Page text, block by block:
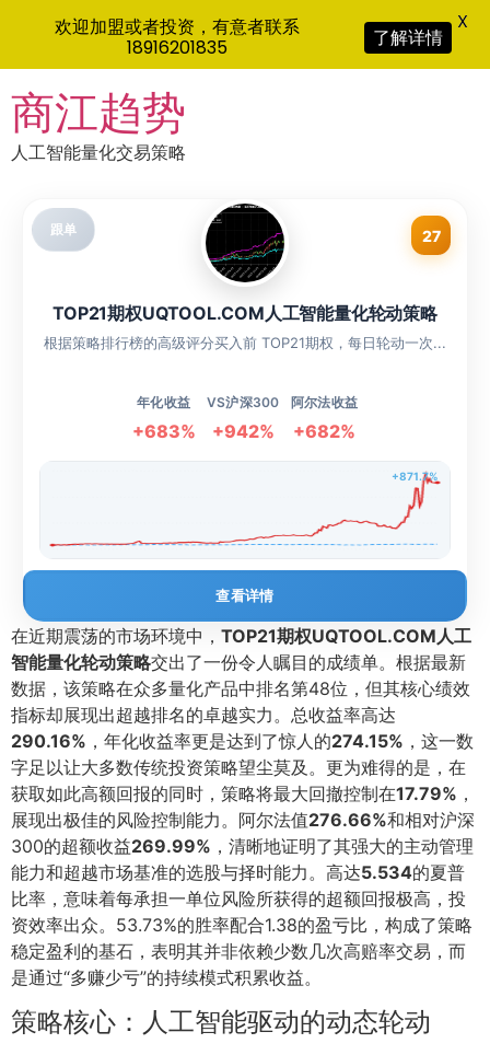
to
content
商江趋势
人工智能量化交易策略
跟单 27
TOP21期权UQTOOL.COM人工智能量化轮动策略
根据策略排行榜的高级评分买入前 TOP21期权，每日轮动一次...
年化收益
+683%
VS沪深300
+942%
阿尔法收益
+682%
+871.7%
查看详情
在近期震荡的市场环境中， TOP21期权UQTOOL.COM人工
智能量化轮动策略交出了一份令人瞩目的成绩单。根据最新
数据，该策略在众多量化产品中排名第48位，但其核心绩效
指标却展现出超越排名的卓越实力。总收益率高达
290.16% ，年化收益率更是达到了惊人的274.15% ，这一数
字足以让大多数传统投资策略望尘莫及。更为难得的是，在
获取如此高额回报的同时，策略将最大回撤控制在17.79% ，
展现出极佳的风险控制能力。阿尔法值276.66%和相对沪深
300的超额收益269.99% ，清晰地证明了其强大的主动管理
能力和超越市场基准的选股与择时能力。高达5.534的夏普
比率，意味着每承担一单位风险所获得的超额回报极高，投
资效率出众。53.73%的胜率配合1.38的盈亏比，构成了策略
稳定盈利的基石，表明其并非依赖少数几次高赔率交易，而
是通过“多赚少亏”的持续模式积累收益。
策略核心：人工智能驱动的动态轮动
欢迎加盟或者投资，有意者联系
18916201835
了解详情
X